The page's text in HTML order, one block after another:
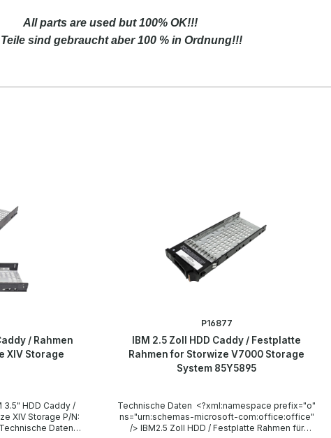
All parts are used but 100% OK!!!
sind gebraucht aber 100 % in Ordnung!!!
/ Rahmen
XIV Storage
Storage P/N:
P16877
IBM 2.5 Zoll HDD Caddy / Festplatte
Rahmen for Storwize V7000 Storage
System 85Y5895
Technische Daten <?xml:namespace prefix="o"
ns="urn:schemas-microsoft-com:office:office"
/> IBM2.5 Zoll HDD / Festplatte Rahmen für